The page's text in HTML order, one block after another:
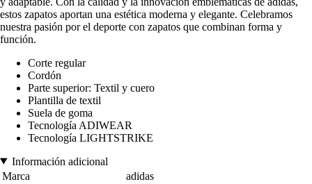
estos zapatos aportan una estética moderna y elegante. Celebramos
nuestra pasión por el deporte con zapatos que combinan forma y
función.
Corte regular
Cordón
Parte superior: Textil y cuero
Plantilla de textil
Suela de goma
Tecnología ADIWEAR
Tecnología LIGHTSTRIKE
Información adicional
Marca
adidas